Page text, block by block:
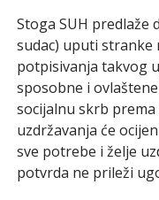
Stoga SUH predlaže
sudac) uputi stranke
potpisivanja takvog
sposobne i
socijalnu skrb
uzdržavanja će
sve potrebe i želje
potvrda ne prileži